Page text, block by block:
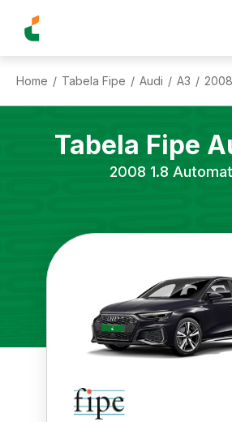
Home / Tabela Fipe / Audi / A3 / 2008
Tabela Fipe
2008 1.8